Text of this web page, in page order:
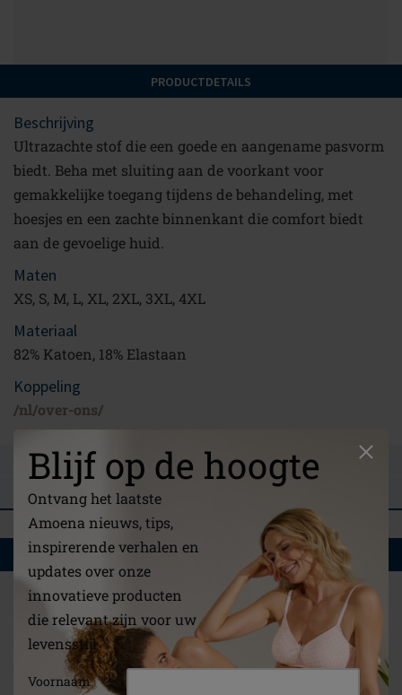
Blijf op de hoogte
Ontvang het laatste
Amoena nieuws, tips,
inspirerende verhalen en
updates over onze
innovatieve producten
die relevant zijn voor uw
levensstijl
Voornaam
PRODUCTDETAILS
Beschrijving
Ultrazachte stof die een goede en aangename pasvorm
biedt. Beha met sluiting aan de voorkant voor
gemakkelijke toegang tijdens de behandeling, met
hoesjes en een zachte binnenkant die comfort biedt
aan de gevoelige huid.
Maten
XS, S, M, L, XL, 2XL, 3XL, 4XL
Materiaal
82% Katoen, 18% Elastaan
Koppeling
/nl/over-ons/
STEL EEN VRAAG
BEOORDELINGEN
WAT U OOK ZOU KUNNEN INTERESSEREN